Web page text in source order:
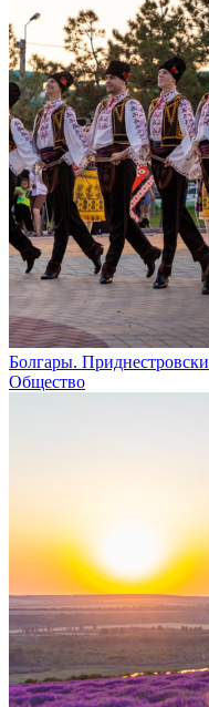
Болгары.
Общество